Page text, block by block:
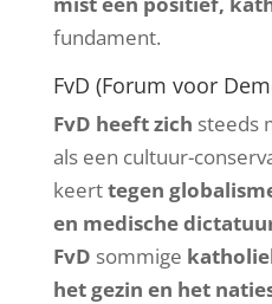
fundament.
FvD (Forum voor
FvD heeft zich steeds
als een cultuur-
keerttegen
en medische
FvD sommige
het gezin en het